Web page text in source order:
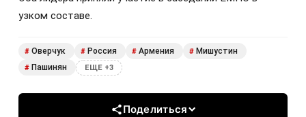
узком составе.
# Оверчук # Россия # Армения # Мишустин
# Пашинян ЕЩЕ +3
Поделиться